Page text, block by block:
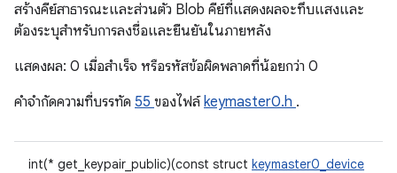
สร้างคีย์สาธารณะและส่วนตัว Blob คีย์ที่แสดงผลจะทึบแสงและ
ต้องระบุสำหรับการลงชื่อและยืนยันในภายหลัง
แสดงผล: 0 เมื่อสําเร็จ หรือรหัสข้อผิดพลาดที่น้อยกว่า 0
คําจํากัดความที่บรรทัด 55 ของไฟล์keymaster0.h .
int(* get_keypair_public)(const struct keymaster0_device